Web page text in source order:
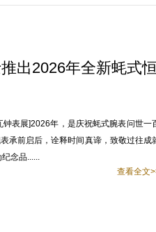
出2026年全新蚝式恒
钟表展]2026年，是庆祝蚝式腕表问世一
承前启后，诠释时间真谛，致敬过往成
念品......
查看全文